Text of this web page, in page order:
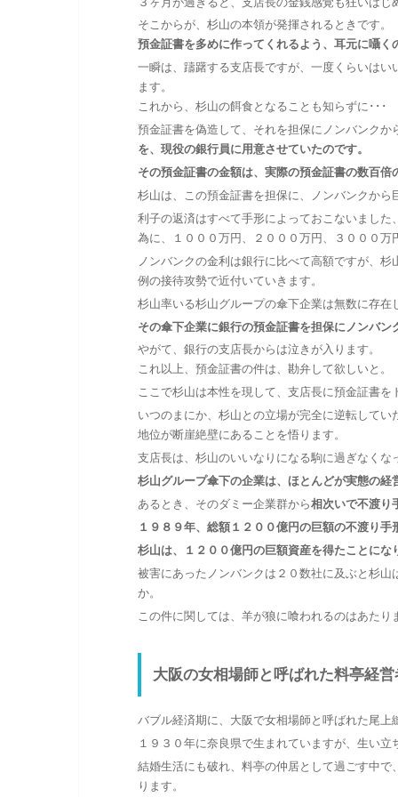
そこからが、杉山の本領が発揮されるときです。
預金証書を多めに作ってくれるよう、耳元に囁く
一瞬は、躊躇する支店長ですが、一度くらいは
ます。
これから、杉山の餌食となることも知らずに･･･
預金証書を偽造して、それを担保にノンバンク
を、現役の銀行員に用意させていたのです。
その預金証書の金額は、実際の預金証書の数百倍
杉山は、この預金証書を担保に、ノンバンクから
利子の返済はすべて手形によっておこないまし
為に、１０００万円、２０００万円、３０００
ノンバンクの金利は銀行に比べて高額ですが、
例の接待攻勢で近付いていきます。
杉山率いる杉山グループの傘下企業は無数に存在
その傘下企業に銀行の預金証書を担保にノンバ
やがて、銀行の支店長からは泣きが入ります。
これ以上、預金証書の件は、勘弁して欲しいと。
ここで杉山は本性を現して、支店長に預金証書
いつのまにか、杉山との立場が完全に逆転して
地位が断崖絶壁にあることを悟ります。
支店長は、杉山のいいなりになる駒に過ぎなくな
杉山グループ傘下の企業は、ほとんどが実態の経
あるとき、そのダミー企業群から相次いで不渡り
１９８９年、総額１２００億円の巨額の不渡り
杉山は、１２００億円の巨額資産を得たことにな
被害にあったノンバンクは２０数社に及ぶと杉
か。
この件に関しては、羊が狼に喰われるのはあた
大阪の女相場師と呼ばれた料亭経
バブル経済期に、大阪で女相場師と呼ばれた尾上
１９３０年に奈良県で生まれていますが、生い立
結婚生活にも破れ、料亭の仲居として過ごす中
ります。